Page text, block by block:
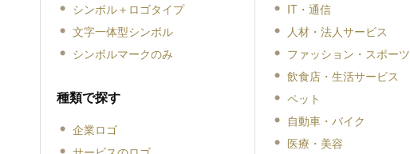
シンボル＋ロゴタイプ
文字一体型シンボル
シンボルマークのみ
種類で探す
企業ロゴ
IT・通信
人材・法人サービス
ファッション・スポーツ
飲食店・生活サービス
ペット
自動車・バイク
医療・美容